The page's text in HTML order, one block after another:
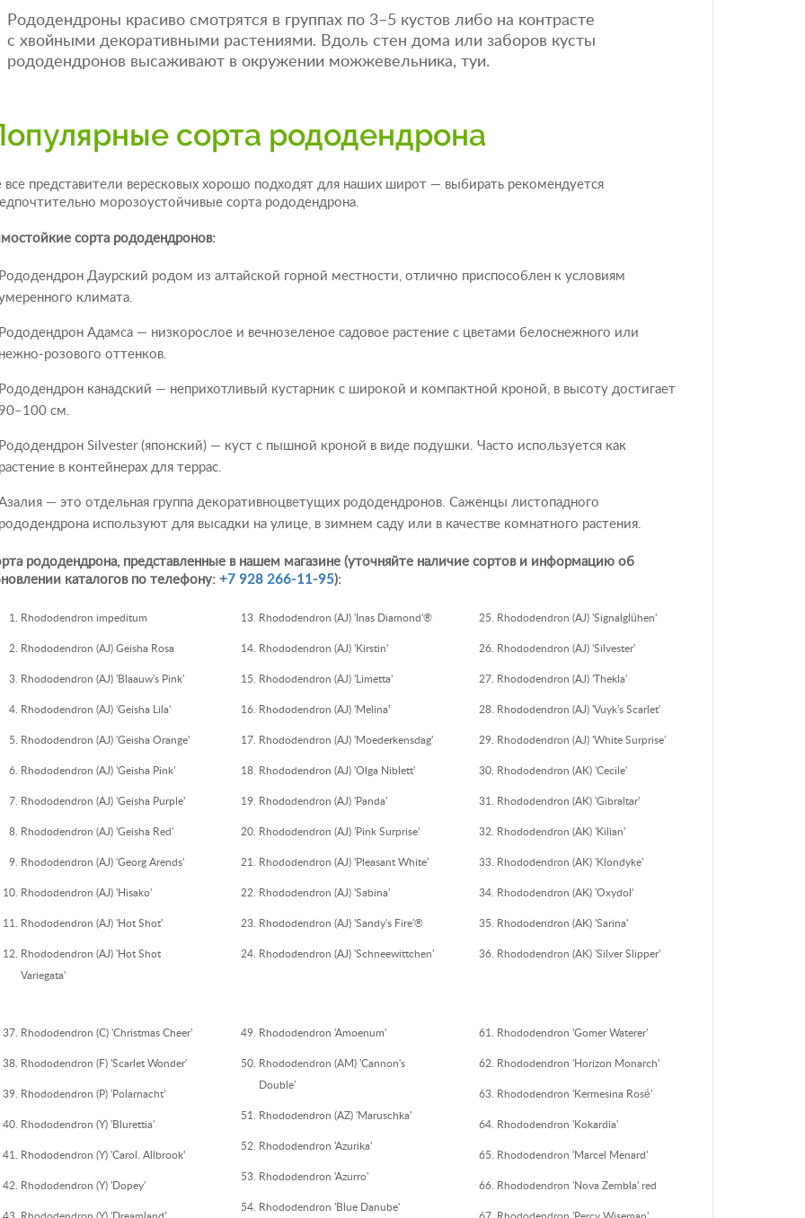
Рододендроны красиво смотрятся в группах по 3–5 кустов либо на контрасте
с хвойными декоративными растениями. Вдоль стен дома или заборов кусты
рододендронов высаживают в окружении можжевельника, туи.
сорта рододендрона
все представители вересковых хорошо подходят для наших широт — выбирать рекомендуется
морозоустойчивые сорта рододендрона.
сорта рододендронов:
Рододендрон Даурский родом из алтайской горной местности, отлично приспособлен к условиям
климата.
Рододендрон Адамса — низкорослое и вечнозеленое садовое растение с цветами белоснежного или
нежно-розового оттенков.
Рододендрон канадский — неприхотливый кустарник с широкой и компактной кроной, в высоту достигает
90–100 см.
Рододендрон Silvester (японский) — куст с пышной кроной в виде подушки. Часто используется как
растение в контейнерах для террас.
— это отдельная группа декоративноцветущих рододендронов. Саженцы листопадного
рододендрона используют для высадки на улице, в зимнем саду или в качестве комнатного растения.
рододендрона, представленные в нашем магазине (уточняйте наличие сортов и информацию об
каталогов по телефону: +7 928 266-11-95):
Rhododendron impeditum
Rhododendron (AJ) Geisha Rosa
Rhododendron (AJ) 'Blaauw's Pink'
Rhododendron (AJ) 'Geisha Lila'
Rhododendron (AJ) 'Geisha Orange'
Rhododendron (AJ) 'Geisha Pink'
Rhododendron (AJ) 'Geisha Purple'
Rhododendron (AJ) 'Geisha Red'
Rhododendron (AJ) 'Georg Arends'
Rhododendron (AJ) 'Hisako'
Rhododendron (AJ) 'Hot Shot'
Rhododendron (AJ) 'Hot Shot
Variegata'
Rhododendron (AJ) 'Inas Diamond'®
Rhododendron (AJ) 'Kirstin'
Rhododendron (AJ) 'Limetta'
Rhododendron (AJ) 'Melina'
Rhododendron (AJ) 'Moederkensdag'
Rhododendron (AJ) 'Olga Niblett'
Rhododendron (AJ) 'Panda'
Rhododendron (AJ) 'Pink Surprise'
Rhododendron (AJ) 'Pleasant White'
Rhododendron (AJ) 'Sabina'
Rhododendron (AJ) 'Sandy's Fire'®
Rhododendron (AJ) 'Schneewittchen'
Rhododendron (AJ) 'Signalglühen'
Rhododendron (AJ) 'Silvester'
Rhododendron (AJ) 'Thekla'
Rhododendron (AJ) 'Vuyk's Scarlet'
Rhododendron (AJ) 'White Surprise'
Rhododendron (AK) 'Cecile'
Rhododendron (AK) 'Gibraltar'
Rhododendron (AK) 'Kilian'
Rhododendron (AK) 'Klondyke'
Rhododendron (AK) 'Oxydol'
Rhododendron (AK) 'Sarina'
Rhododendron (AK) 'Silver Slipper'
Rhododendron (C) 'Christmas Cheer'
Rhododendron (F) 'Scarlet Wonder'
Rhododendron (P) 'Polarnacht'
Rhododendron (Y) 'Blurettia'
Rhododendron (Y) 'Carol. Allbrook'
Rhododendron (Y) 'Dopey'
Rhododendron 'Amoenum'
Rhododendron (AM) 'Cannon's
Double'
Rhododendron (AZ) 'Maruschka'
Rhododendron 'Azurika'
Rhododendron 'Azurro'
Rhododendron 'Blue Danube'
Rhododendron 'Gomer Waterer'
Rhododendron 'Horizon Monarch'
Rhododendron 'Kermesina Rosé'
Rhododendron 'Kokardia'
Rhododendron 'Marcel Menard'
Rhododendron 'Nova Zembla' red